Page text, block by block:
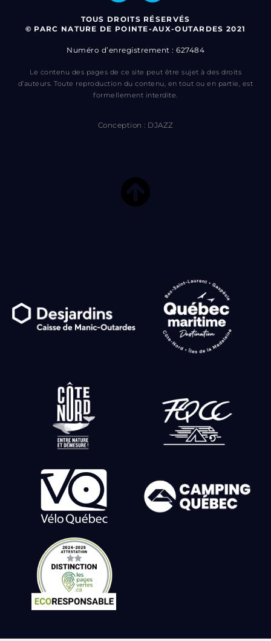
TOUS DROITS RÉSERVÉS
© PARC NATURE DE POINTE-AUX-OUTARDES 2021
Numéro d’enregistrement : 627484
Le contenu des pages de ce site peut être sujet à des droits
d’auteurs. Toute reproduction du contenu, en tout ou en partie, est
formellement interdite.
Conception : DJAZZ